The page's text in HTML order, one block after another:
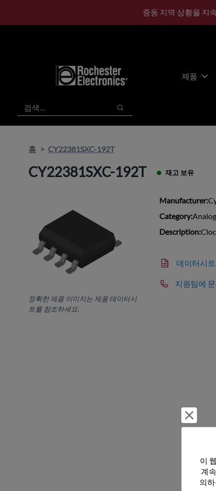
중동 지역 상황을 지
제품
검색
검색
홈 CY22381SXC-192T
CY22381SXC-192T 재고 보유
정확한 제품 이미지는 제품 데이터시
트를 참조하세요.
Manufacturer:
Category:
Description:
데이터시트
지원팀에
이
계
의